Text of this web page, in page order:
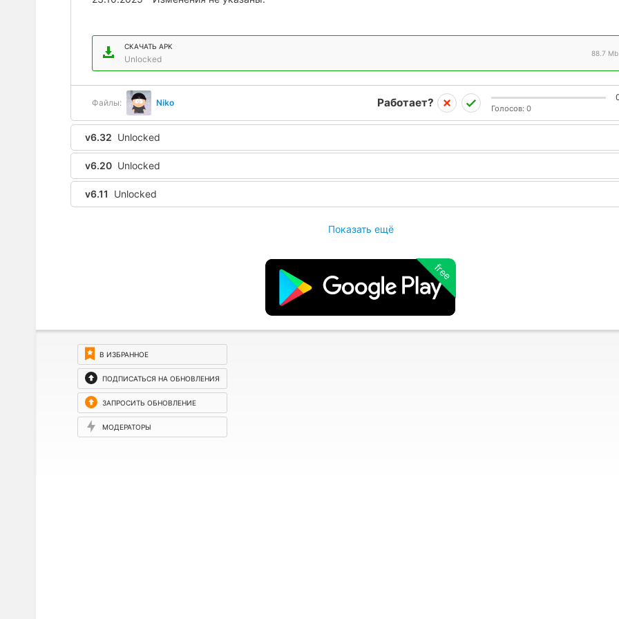
СКАЧАТЬ APK
Unlocked
88.7 Mb
Файлы: Niko Работает? Голосов: 0
v6.32 Unlocked
v6.20 Unlocked
v6.11 Unlocked
Показать ещё
free
В ИЗБРАННОЕ
ПОДПИСАТЬСЯ НА ОБНОВЛЕНИЯ
ЗАПРОСИТЬ ОБНОВЛЕНИЕ
МОДЕРАТОРЫ